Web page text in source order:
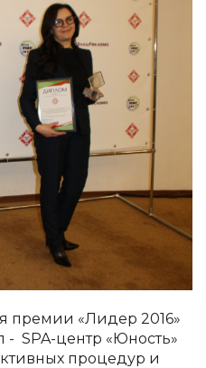
премии «Лидер 2016»
- SPA-центр «Юность»
процедур и